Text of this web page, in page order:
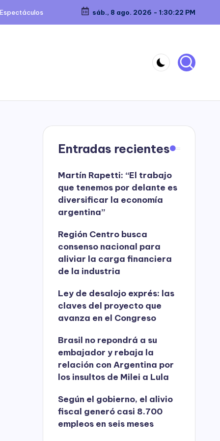
Espectáculos sáb., 8 ago. 2026 - 1:30:23 PM
Entradas recientes
Martín Rapetti: “El trabajo
que tenemos por delante es
diversificar la economía
argentina”
Región Centro busca
consenso nacional para
aliviar la carga financiera
de la industria
Ley de desalojo exprés: las
claves del proyecto que
avanza en el Congreso
Brasil no repondrá a su
embajador y rebaja la
relación con Argentina por
los insultos de Milei a Lula
Según el gobierno, el alivio
fiscal generó casi 8.700
empleos en seis meses